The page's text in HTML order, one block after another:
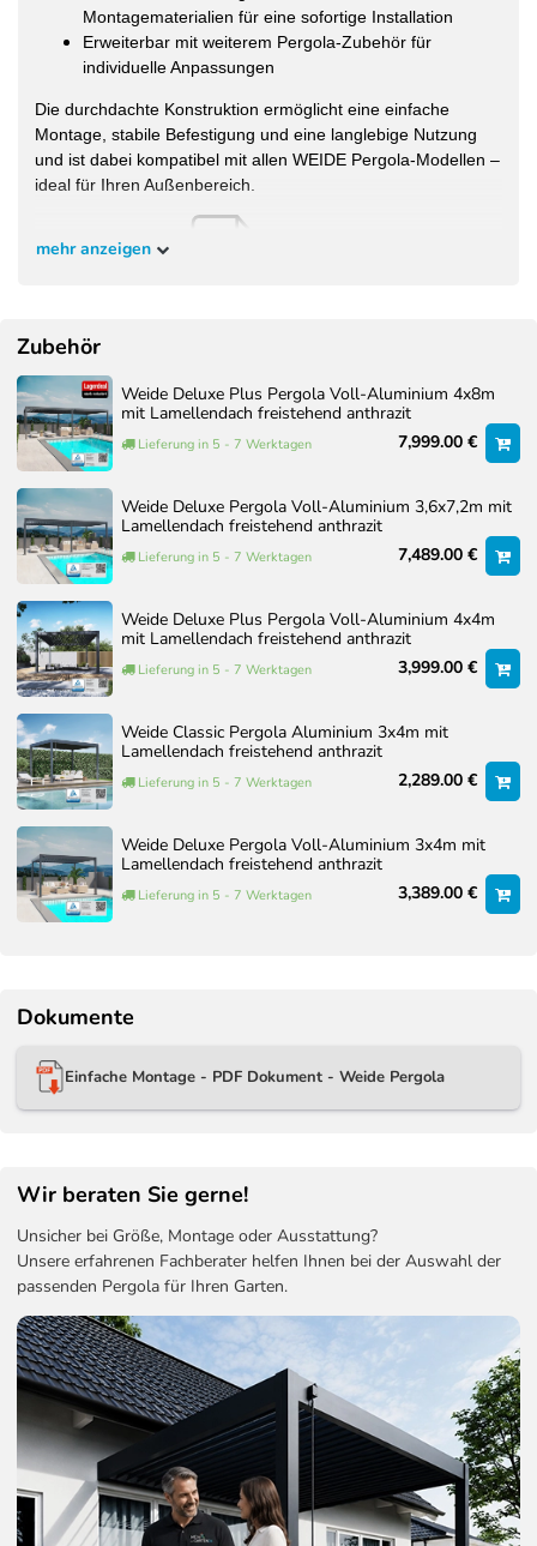
Montagematerialien für eine sofortige Installation
Erweiterbar mit weiterem Pergola-Zubehör für
individuelle Anpassungen
Die durchdachte Konstruktion ermöglicht eine einfache
Montage, stabile Befestigung und eine langlebige Nutzung
und ist dabei kompatibel mit allen WEIDE Pergola-Modellen –
ideal für Ihren Außenbereich.
Montageanleitung:
mehr anzeigen
Zubehör
Weide Deluxe Plus Pergola Voll-Aluminium 4x8m
mit Lamellendach freistehend anthrazit
Lieferung in 5 - 7 Werktagen 7,999.00 €
Weide Deluxe Pergola Voll-Aluminium 3,6x7,2m mit
Lamellendach freistehend anthrazit
Lieferung in 5 - 7 Werktagen 7,489.00 €
Weide Deluxe Plus Pergola Voll-Aluminium 4x4m
mit Lamellendach freistehend anthrazit
Lieferung in 5 - 7 Werktagen 3,999.00 €
Weide Classic Pergola Aluminium 3x4m mit
Lamellendach freistehend anthrazit
Lieferung in 5 - 7 Werktagen 2,289.00 €
Weide Deluxe Pergola Voll-Aluminium 3x4m mit
Lamellendach freistehend anthrazit
Lieferung in 5 - 7 Werktagen 3,389.00 €
Dokumente
Einfache Montage - PDF Dokument - Weide Pergola
Wir beraten Sie gerne!
Unsicher bei Größe, Montage oder Ausstattung?
Unsere erfahrenen Fachberater helfen Ihnen bei der Auswahl der
passenden Pergola für Ihren Garten.